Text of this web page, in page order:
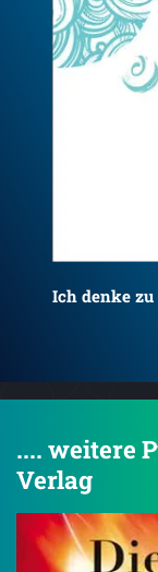
Ich passe
.... weitere
Verlag